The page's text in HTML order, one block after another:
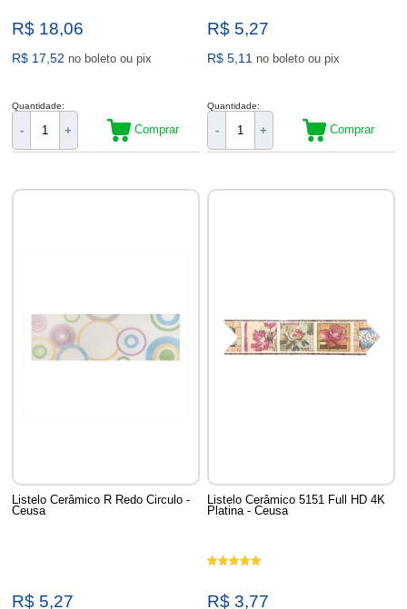
R$ 18,06
R$ 17,52 no boleto ou pix
Quantidade:
- + Comprar
R$ 5,27
R$ 5,11 no boleto ou pix
Quantidade:
- + Comprar
Listelo Cerâmico R Redo Circulo -
Ceusa
R$ 5,27
Listelo Cerâmico 5151 Full HD 4K
Platina - Ceusa
R$ 3,77